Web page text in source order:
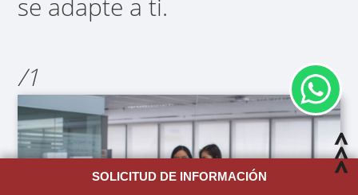
se adapte a ti.
/1
SOLICITUD DE INFORMACIÓN